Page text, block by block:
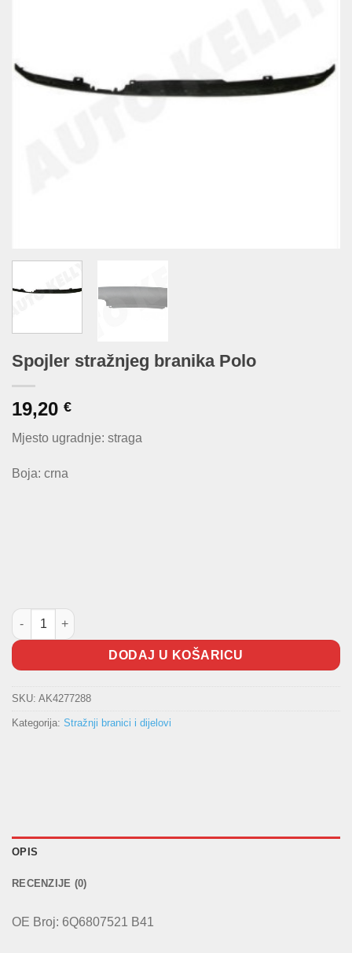
Spojler stražnjeg branika Polo
19,20 €
Mjesto ugradnje: straga
Boja: crna
Spojler stražnjeg branika Polo količina
DODAJ U KOŠARICU
SKU: AK4277288
Kategorija: Stražnji branici i dijelovi
OPIS
RECENZIJE (0)
OE Broj: 6Q6807521 B41